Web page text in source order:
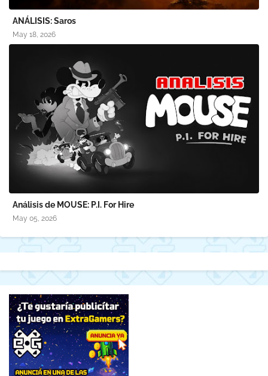
ANÁLISIS: Saros
May 18, 2026
Análisis de MOUSE: P.I. For Hire
May 05, 2026